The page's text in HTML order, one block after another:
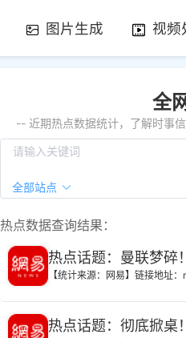
图片生成 视频
全
-- 近期热点数据统计，了解时事
全部站点
热点数据查询结果：
热点话题：曼联梦碎
【统计来源：网易】链接地址
热点话题：彻底掀桌